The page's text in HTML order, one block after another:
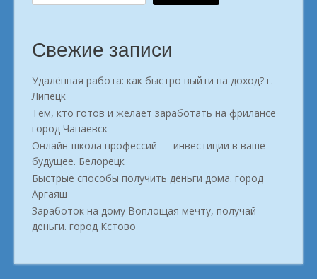
Свежие записи
Удалённая работа: как быстро выйти на доход? г.
Липецк
Тем, кто готов и желает заработать на фрилансе
город Чапаевск
Онлайн-школа профессий — инвестиции в ваше
будущее. Белорецк
Быстрые способы получить деньги дома. город
Аргаяш
Заработок на дому Воплощая мечту, получай
деньги. город Кстово